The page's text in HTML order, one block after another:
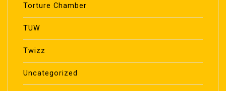
Torture Chamber
TUW
Twizz
Uncategorized